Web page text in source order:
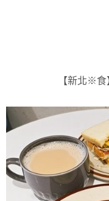
【新北※